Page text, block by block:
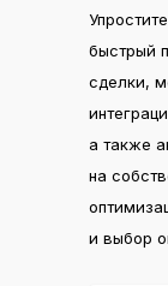
Расходы
быстрый
сделки,
а также
на
и выбор